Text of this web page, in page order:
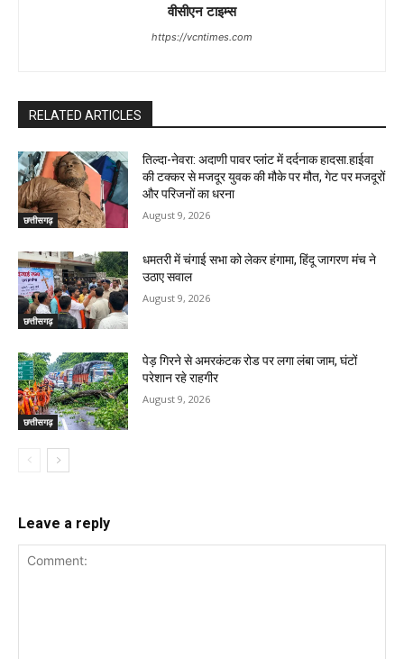
वीसीएन टाइम्स
https://vcntimes.com
RELATED ARTICLES
छत्तीसगढ़
तिल्दा-नेवरा: अदाणी पावर प्लांट में दर्दनाक हादसा.हाईवा
की टक्कर से मजदूर युवक की मौके पर मौत, गेट पर मजदूरों
और परिजनों का धरना
August 9, 2026
छत्तीसगढ़
धमतरी में चंगाई सभा को लेकर हंगामा, हिंदू जागरण मंच ने
उठाए सवाल
August 9, 2026
छत्तीसगढ़
पेड़ गिरने से अमरकंटक रोड पर लगा लंबा जाम, घंटों
परेशान रहे राहगीर
August 9, 2026
Leave a reply